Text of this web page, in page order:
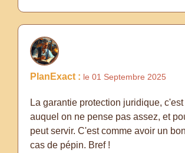
PlanExact : le 01 Septembre 2025
La garantie protection juridique,
auquel on ne pense pas assez, et
peut servir. C'est comme avoir un
cas de pépin. Bref !